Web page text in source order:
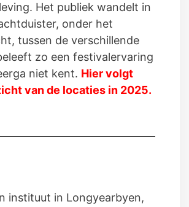
Het publiek wandelt in
onder het
tussen de verschillende
zo een festivalervaring
niet kent. Hier volgt
van de locaties in 2025.
instituut in Longyearbyen,